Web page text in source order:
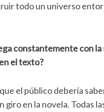
todo un universo
constantemente con la
el texto?
el público debería
giro en la novela. Todas